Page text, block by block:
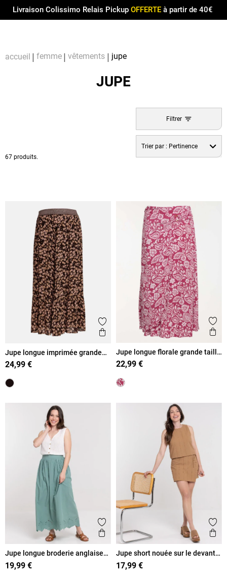
Livraison Colissimo Relais Pickup OFFERTEà partir de 40€
accueil femme vêtements jupe
JUPE
67 produits.
Filtrer
Trier par : Pertinence
Ajouter aux favoris
Aperçu rapide
Jupe longue imprimée grande
taille femme
24,99 €
Jupe longue florale grande taille
femme
22,99 €
Ajouter aux favoris
Aperçu rapide
Jupe longue broderie anglaise
femme
19,99 €
Jupe short nouée sur le devant
femme
17,99 €